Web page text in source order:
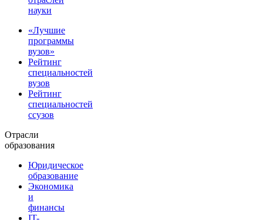
науки
«Лучшие
программы
вузов»
Рейтинг
специальностей
вузов
Рейтинг
специальностей
ссузов
Отрасли
образования
Юридическое
образование
Экономика
и
финансы
IT-